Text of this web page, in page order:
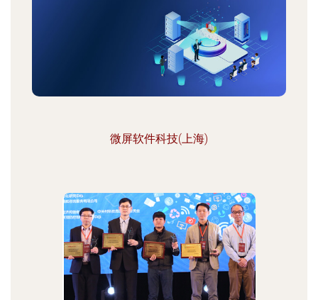
微屏软件科技(上海)